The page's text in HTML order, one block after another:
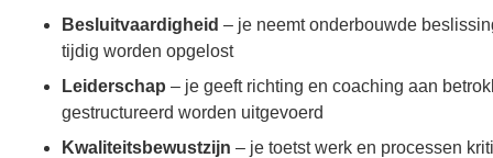
Besluitvaardigheid – je neemt onderbouwde
tijdig worden opgelost
Leiderschap – je geeft richting en coaching aan
gestructureerd worden uitgevoerd
Kwaliteitsbewustzijn – je toetst werk en processen